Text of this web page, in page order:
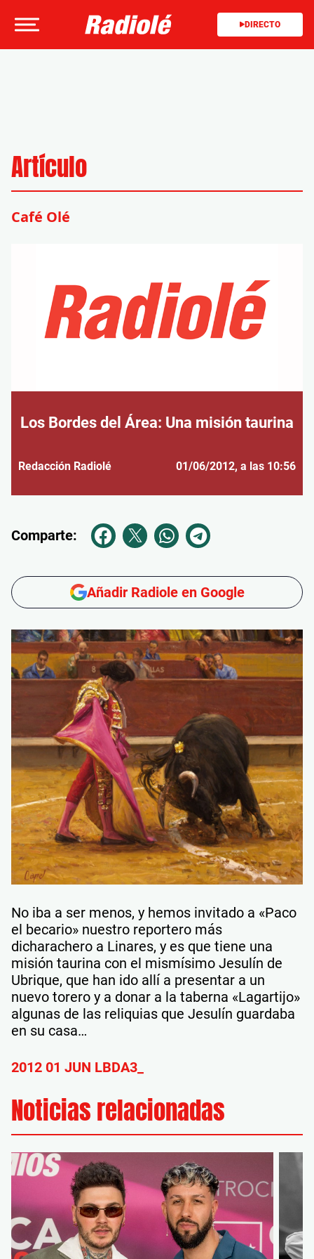
DIRECTO
Artículo
Café Olé
Los Bordes del Área: Una misión taurina
Redacción Radiolé 01/06/2012, a las 10:56
Comparte:
Añadir Radiole en Google
No iba a ser menos, y hemos invitado a «Paco
el becario» nuestro reportero más
dicharachero a Linares, y es que tiene una
misión taurina con el mismísimo Jesulín de
Ubrique, que han ido allí a presentar a un
nuevo torero y a donar a la taberna «Lagartijo»
algunas de las reliquias que Jesulín guardaba
en su casa…
2012 01 JUN LBDA3_
Noticias relacionadas